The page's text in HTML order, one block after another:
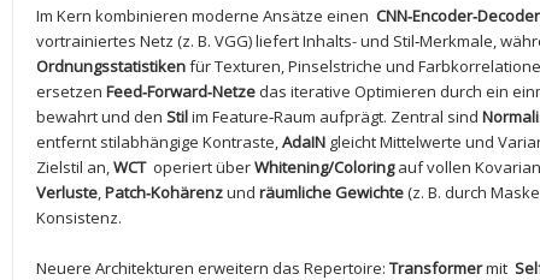
Im Kern kombinieren moderne Ansätze ⁣einen ‌ CNN‑Encoder‑Decoder
‍vortrainiertes Netz ‍(z. B. VGG) liefert Inhalts- und Stil‑Merkmale,
Ordnungsstatistikenfür Texturen, ​Pinselstriche und
ersetzen Feed‑Forward‑Netze das iterative Optimieren durch ein
bewahrt und den Stilim ⁣Feature‑Raum aufprägt. Zentral sind
entfernt stilabhängige Kontraste,AdaIN gleicht Mittelwerte und
Zielstil an,WCT⁢ operiert überWhitening/Coloringauf vollen
Verluste,Patch‑Kohärenzund‍ räumliche Gewichte(z. B. durch
Konsistenz.
Neuere Architekturen​ erweitern das Repertoire: Transformermit ⁢